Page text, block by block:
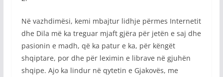
Në vazhdimësi, kemi mbajtur lidhje përmes Internetit
dhe Dila më ka treguar mjaft gjëra për jetën e saj dhe
pasionin e madh, që ka patur e ka, për këngët
shqiptare, por dhe për leximin e librave në gjuhën
shqipe. Ajo ka lindur në qytetin e Gjakovës, me